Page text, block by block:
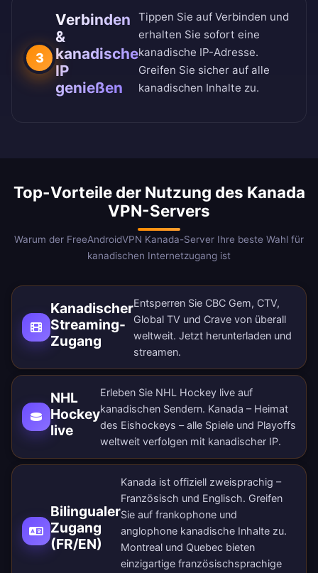
3
Verbinden
&
kanadische
IP
genießen
Tippen Sie auf Verbinden und
erhalten Sie sofort eine
kanadische IP-Adresse.
Greifen Sie sicher auf alle
kanadischen Inhalte zu.
Top-Vorteile der Nutzung des Kanada
VPN-Servers
Warum der FreeAndroidVPN Kanada-Server Ihre beste Wahl für
kanadischen Internetzugang ist
Kanadischer
Streaming-
Zugang
Entsperren Sie CBC Gem, CTV,
Global TV und Crave von überall
weltweit. Jetzt herunterladen und
streamen.
NHL
Hockey
live
Erleben Sie NHL Hockey live auf
kanadischen Sendern. Kanada – Heimat
des Eishockeys – alle Spiele und Playoffs
weltweit verfolgen mit kanadischer IP.
Bilingualer
Zugang
(FR/EN)
Kanada ist offiziell zweisprachig –
Französisch und Englisch. Greifen
Sie auf frankophone und
anglophone kanadische Inhalte zu.
Montreal und Quebec bieten
einzigartige französischsprachige